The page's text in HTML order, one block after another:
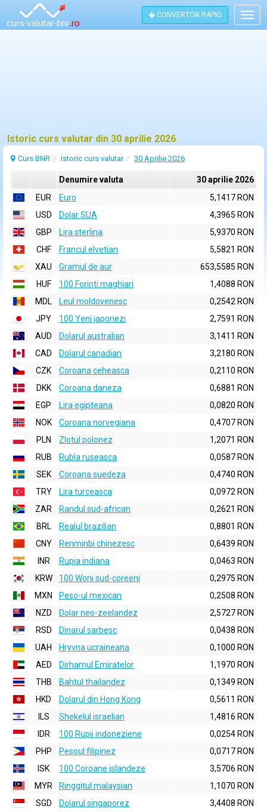
CONVERTOR RAPID
Istoric curs valutar din 30 aprilie 2026
Curs BNR Istoric curs valutar 30 Aprilie 2026
Denumire valuta
30 aprilie 2026
EUR
Euro
5,1417 RON
USD
Dolar SUA
4,3965 RON
GBP
Lira sterlina
5,9370 RON
CHF
Francul elvetian
5,5821 RON
XAU
Gramul de aur
653,5585 RON
HUF
100 Forinti maghiari
1,4088 RON
MDL
Leul moldovenesc
0,2542 RON
JPY
100 Yeni japonezi
2,7591 RON
AUD
Dolarul australian
3,1411 RON
CAD
Dolarul canadian
3,2180 RON
CZK
Coroana ceheasca
0,2110 RON
DKK
Coroana daneza
0,6881 RON
EGP
Lira egipteana
0,0820 RON
NOK
Coroana norvegiana
0,4707 RON
PLN
Zlotul polonez
1,2071 RON
RUB
Rubla ruseasca
0,0587 RON
SEK
Coroana suedeza
0,4740 RON
TRY
Lira turceasca
0,0972 RON
ZAR
Randul sud-african
0,2621 RON
BRL
Realul brazilian
0,8801 RON
CNY
Renminbi chinezesc
0,6439 RON
INR
Rupia indiana
0,0463 RON
KRW
100 Woni sud-coreeni
0,2975 RON
MXN
Peso-ul mexican
0,2508 RON
NZD
Dolar neo-zeelandez
2,5727 RON
RSD
Dinarul sarbesc
0,0438 RON
UAH
Hryvna ucraineana
0,1000 RON
AED
Dirhamul Emiratelor
1,1970 RON
THB
Bahtul thailandez
0,1349 RON
HKD
Dolarul din Hong Kong
0,5611 RON
ILS
Shekelul israelian
1,4816 RON
IDR
100 Rupii indoneziene
0,0254 RON
PHP
Pesoul filipinez
0,0717 RON
ISK
100 Coroane islandeze
3,5706 RON
MYR
Ringgitul malaysian
1,1070 RON
SGD
Dolarul singaporez
3,4408 RON